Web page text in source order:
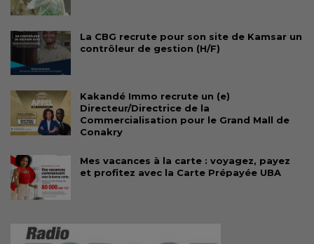
La CBG recrute pour son site de Kamsar un
contrôleur de gestion (H/F)
Kakandé Immo recrute un (e)
Directeur/Directrice de la
Commercialisation pour le Grand Mall de
Conakry
Mes vacances à la carte : voyagez, payez
et profitez avec la Carte Prépayée UBA